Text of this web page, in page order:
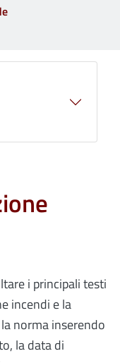
i principali testi
incendi e la
norma inserendo
la data di